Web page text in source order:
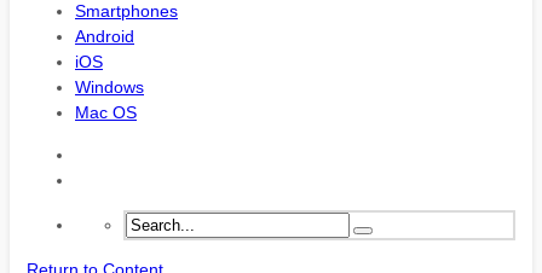
Smartphones
Android
iOS
Windows
Mac OS